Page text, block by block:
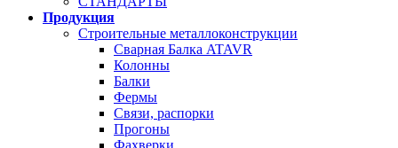
Продукция
Строительные металлоконструкции
Сварная Балка ATAVR
Колонны
Балки
Фермы
Связи, распорки
Прогоны